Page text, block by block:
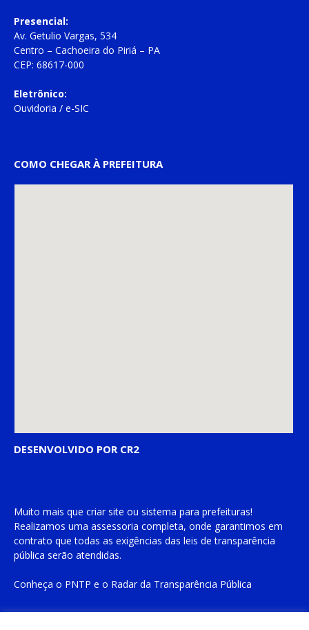
Presencial:
Av. Getulio Vargas, 534
Centro – Cachoeira do Piriá – PA
CEP: 68617-000
Eletrônico:
Ouvidoria / e-SIC
COMO CHEGAR À PREFEITURA
DESENVOLVIDO POR CR2
Muito mais que criar site ou sistema para prefeituras!
Realizamos uma assessoria completa, onde garantimos em
contrato que todas as exigências das leis de transparência
pública serão atendidas.
Conheça o PNTP e o Radar da Transparência Pública